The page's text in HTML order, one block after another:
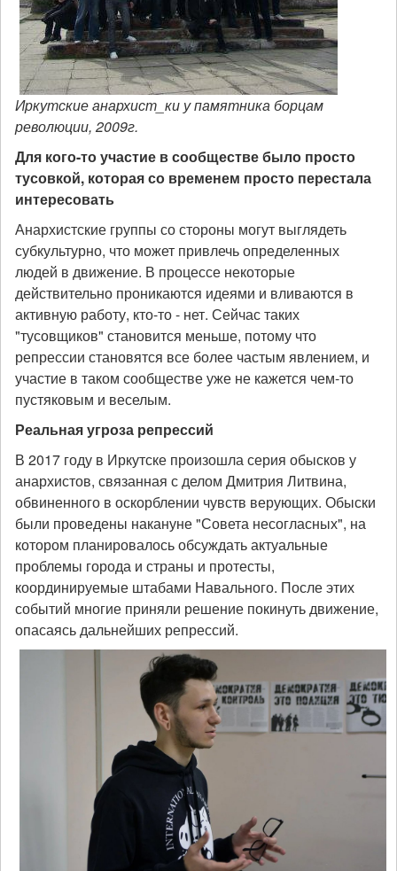
Иркутские анархист_ки у памятника борцам
революции, 2009г.
Для кого-то участие в сообществе было просто
тусовкой, которая со временем просто перестала
интересовать
Анархистские группы со стороны могут выглядеть
субкультурно, что может привлечь определенных
людей в движение. В процессе некоторые
действительно проникаются идеями и вливаются в
активную работу, кто-то - нет. Сейчас таких
"тусовщиков" становится меньше, потому что
репрессии становятся все более частым явлением, и
участие в таком сообществе уже не кажется чем-то
пустяковым и веселым.
Реальная угроза репрессий
В 2017 году в Иркутске произошла серия обысков у
анархистов, связанная с делом Дмитрия Литвина,
обвиненного в оскорблении чувств верующих. Обыски
были проведены накануне "Совета несогласных", на
котором планировалось обсуждать актуальные
проблемы города и страны и протесты,
координируемые штабами Навального. После этих
событий многие приняли решение покинуть движение,
опасаясь дальнейших репрессий.